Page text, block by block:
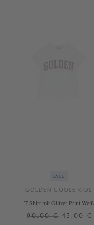
SALE
GOLDEN GOOSE KIDS
T-Shirt mit Glitzer-Print Weiß
90,00 € 45,00 €